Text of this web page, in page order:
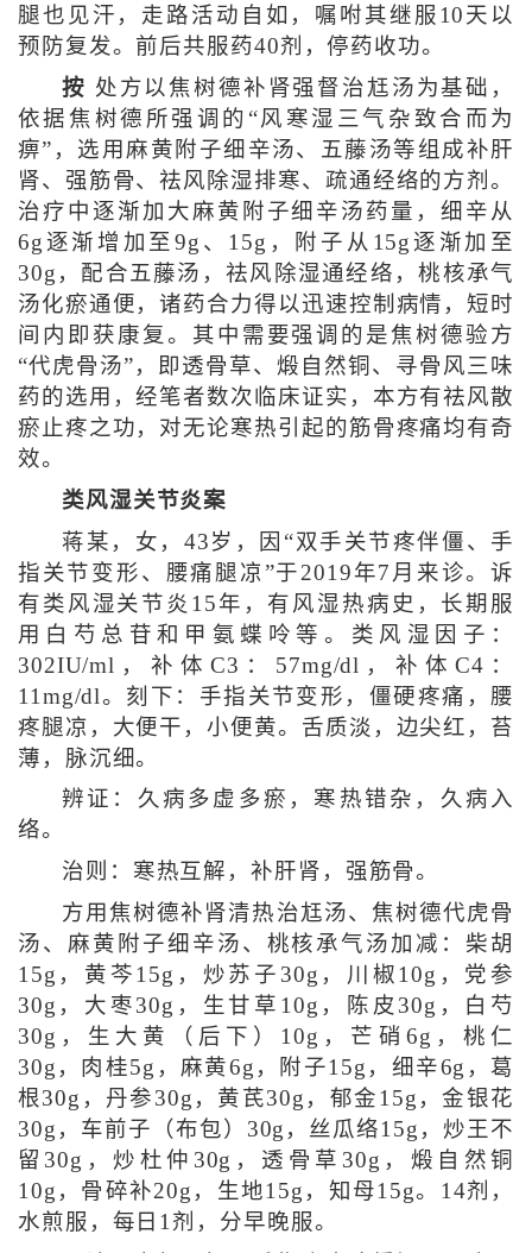
腿也见汗，走路活动自如，嘱咐其继服10天以
预防复发。前后共服药40剂，停药收功。
按 处方以焦树德补肾强督治尪汤为基础，
依据焦树德所强调的“风寒湿三气杂致合而为
痹”，选用麻黄附子细辛汤、五藤汤等组成补肝
肾、强筋骨、祛风除湿排寒、疏通经络的方剂。
治疗中逐渐加大麻黄附子细辛汤药量，细辛从
6g逐渐增加至9g、15g，附子从15g逐渐加至
30g，配合五藤汤，祛风除湿通经络，桃核承气
汤化瘀通便，诸药合力得以迅速控制病情，短时
间内即获康复。其中需要强调的是焦树德验方
“代虎骨汤”，即透骨草、煅自然铜、寻骨风三味
药的选用，经笔者数次临床证实，本方有祛风散
瘀止疼之功，对无论寒热引起的筋骨疼痛均有奇
效。
类风湿关节炎案
蒋某，女，43岁，因“双手关节疼伴僵、手
指关节变形、腰痛腿凉”于2019年7月来诊。诉
有类风湿关节炎15年，有风湿热病史，长期服
用白芍总苷和甲氨蝶呤等。类风湿因子：
302IU/ml，补体C3：57mg/dl，补体C4：
11mg/dl。刻下：手指关节变形，僵硬疼痛，腰
疼腿凉，大便干，小便黄。舌质淡，边尖红，苔
薄，脉沉细。
辨证：久病多虚多瘀，寒热错杂，久病入
络。
治则：寒热互解，补肝肾，强筋骨。
方用焦树德补肾清热治尪汤、焦树德代虎骨
汤、麻黄附子细辛汤、桃核承气汤加减：柴胡
15g，黄芩15g，炒苏子30g，川椒10g，党参
30g，大枣30g，生甘草10g，陈皮30g，白芍
30g，生大黄（后下）10g，芒硝6g，桃仁
30g，肉桂5g，麻黄6g，附子15g，细辛6g，葛
根30g，丹参30g，黄芪30g，郁金15g，金银花
30g，车前子（布包）30g，丝瓜络15g，炒王不
留30g，炒杜仲30g，透骨草30g，煅自然铜
10g，骨碎补20g，生地15g，知母15g。14剂，
水煎服，每日1剂，分早晚服。